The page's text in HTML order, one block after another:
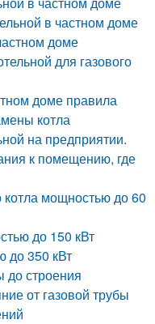
в частном доме
доме
для газового
доме правила
котла
на предприятии.
к помещению, где
мощностью до 60
до 150 кВт
до 350 кВт
до строения
от газовой трубы